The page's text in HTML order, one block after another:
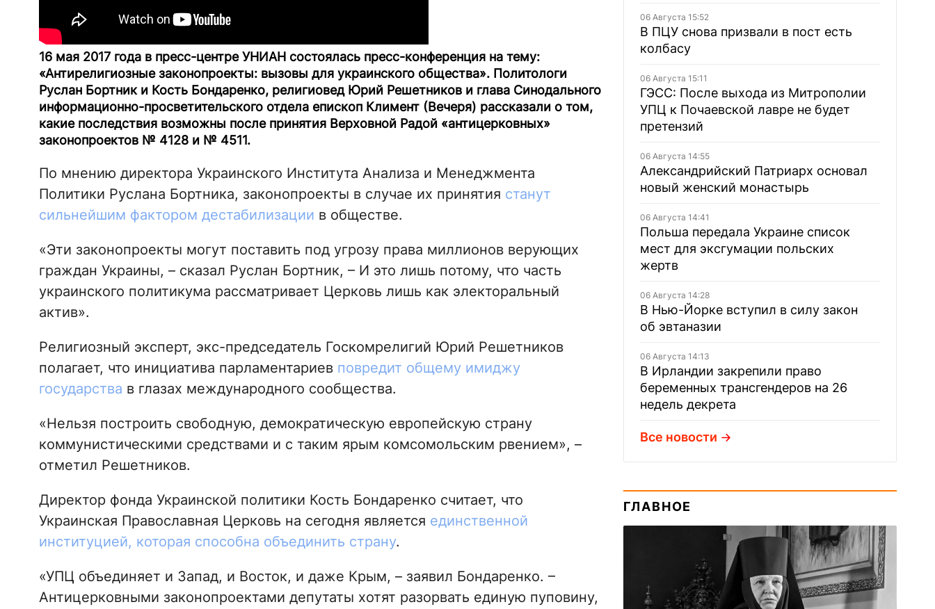
16 мая 2017 года в пресс-центре УНИАН состоялась пресс-конференция на тему:
«Антирелигиозные законопроекты: вызовы для украинского общества». Политологи
Руслан Бортник и Кость Бондаренко, религиовед Юрий Решетников и глава Синодального
информационно-просветительского отдела епископ Климент (Вечеря) рассказали о том,
какие последствия возможны после принятия Верховной Радой «антицерковных»
законопроектов № 4128 и № 4511.
По мнению директора Украинского Института Анализа и Менеджмента
Политики Руслана Бортника, законопроекты в случае их принятия станут
сильнейшим фактором дестабилизации в обществе.
«Эти законопроекты могут поставить под угрозу права миллионов верующих
граждан Украины, – сказал Руслан Бортник, – И это лишь потому, что часть
украинского политикума рассматривает Церковь лишь как электоральный
актив».
Религиозный эксперт, экс-председатель Госкомрелигий Юрий Решетников
полагает, что инициатива парламентариев повредит общему имиджу
государства в глазах международного сообщества.
«Нельзя построить свободную, демократическую европейскую страну
коммунистическими средствами и с таким ярым комсомольским рвением», –
отметил Решетников.
Директор фонда Украинской политики Кость Бондаренко считает, что
Украинская Православная Церковь на сегодня является единственной
институцией, которая способна объединить страну.
«УПЦ объединяет и Запад, и Восток, и даже Крым, – заявил Бондаренко. –
Антицерковными законопроектами депутаты хотят разорвать единую пуповину,
06 Августа 15:52
В ПЦУ снова призвали в пост есть
колбасу
06 Августа 15:11
ГЭСС: После выхода из Митрополии
УПЦ к Почаевской лавре не будет
претензий
06 Августа 14:55
Александрийский Патриарх основал
новый женский монастырь
06 Августа 14:41
Польша передала Украине список
мест для эксгумации польских
жертв
06 Августа 14:28
В Нью-Йорке вступил в силу закон
об эвтаназии
06 Августа 14:13
В Ирландии закрепили право
беременных трансгендеров на 26
недель декрета
Все новости
ГЛАВНОЕ